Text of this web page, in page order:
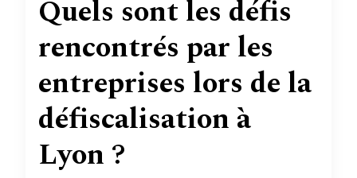
Quels sont les défis
rencontrés par les
entreprises lors de la
défiscalisation à
Lyon ?